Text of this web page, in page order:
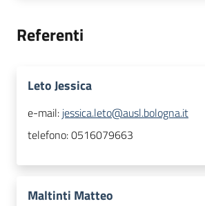
Referenti
Leto Jessica
e-mail: jessica.leto@ausl.bologna.it
telefono:0516079663
Maltinti Matteo